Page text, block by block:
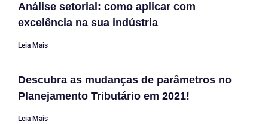
Análise setorial: como aplicar com
excelência na sua indústria
Leia Mais
Descubra as mudanças de parâmetros no
Planejamento Tributário em 2021!
Leia Mais